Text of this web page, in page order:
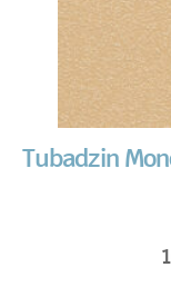
Tubadzin